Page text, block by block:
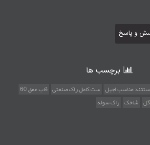
و پاسخ
برچسب ها
مناسب اجیل ست کامل راک صنعتی قاب عمق 60
شاخک راک سوله